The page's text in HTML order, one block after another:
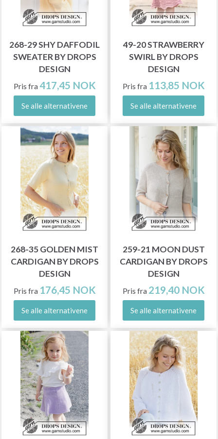
268-29 SHY DAFFODIL
SWEATER BY DROPS
DESIGN
Pris fra417,45 NOK
Se alle alternativene
49-20 STRAWBERRY
SWIRL BY DROPS
DESIGN
Pris fra 113,85 NOK
Se alle alternativene
268-35 GOLDEN MIST
CARDIGAN BY DROPS
DESIGN
Pris fra 176,45 NOK
Se alle alternativene
259-21 MOON DUST
CARDIGAN BY DROPS
DESIGN
Pris fra 219,40 NOK
Se alle alternativene